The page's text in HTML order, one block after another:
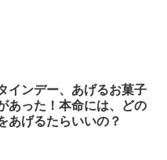
インデー、あげるお菓子
あった！本命には、どの
あげるたらいいの？